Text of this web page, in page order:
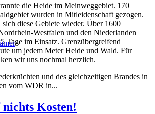
die Heide im Meinweggebiet. 170
wurden in Mitleidenschaft gezogen.
diese Gebiete wieder. Über 1600
Westfalen und den Niederlanden
Tage im Einsatz. Grenzübergreifend
um jedem Meter Heide und Wald. Für
wir uns nochmal herzlich.
und des gleichzeitigen Brandes in
vom WDR in...
Kosten!